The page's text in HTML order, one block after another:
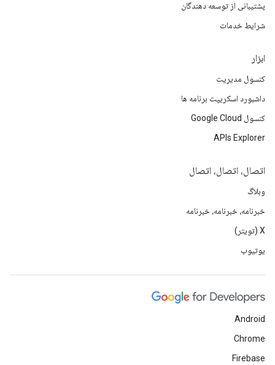
پشتیبانی از توسعه دهندگان
شرایط خدمات
ابزار
کنسول مدیریت
داشبورد اسکریپت برنامه ها
کنسول Google Cloud
APIs Explorer
اتصال، اتصال، اتصال
وبلاگ
خبرنامه، خبرنامه، خبرنامه
X (تویتر)
یوتیوب
Android
Chrome
Firebase